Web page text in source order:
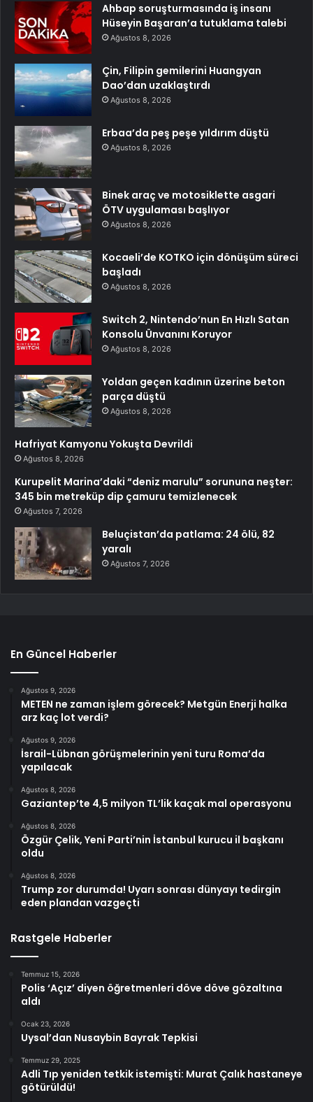
Ahbap soruşturmasında iş insanı
Hüseyin Başaran’a tutuklama talebi
Ağustos 8, 2026
Çin, Filipin gemilerini Huangyan
Dao’dan uzaklaştırdı
Ağustos 8, 2026
Erbaa’da peş peşe yıldırım düştü
Ağustos 8, 2026
Binek araç ve motosiklette asgari
ÖTV uygulaması başlıyor
Ağustos 8, 2026
Kocaeli’de KOTKO için dönüşüm süreci
başladı
Ağustos 8, 2026
Switch 2, Nintendo’nun En Hızlı Satan
Konsolu Ünvanını Koruyor
Ağustos 8, 2026
Yoldan geçen kadının üzerine beton
parça düştü
Ağustos 8, 2026
Hafriyat Kamyonu Yokuşta Devrildi
Ağustos 8, 2026
Kurupelit Marina’daki “deniz marulu” sorununa neşter:
345 bin metreküp dip çamuru temizlenecek
Ağustos 7, 2026
Beluçistan’da patlama: 24 ölü, 82
yaralı
Ağustos 7, 2026
En Güncel Haberler
Ağustos 9, 2026
METEN ne zaman işlem görecek? Metgün Enerji halka
arz kaç lot verdi?
Ağustos 9, 2026
İsrail-Lübnan görüşmelerinin yeni turu Roma’da
yapılacak
Ağustos 8, 2026
Gaziantep’te 4,5 milyon TL’lik kaçak mal operasyonu
Ağustos 8, 2026
Özgür Çelik, Yeni Parti’nin İstanbul kurucu il başkanı
oldu
Ağustos 8, 2026
Trump zor durumda! Uyarı sonrası dünyayı tedirgin
eden plandan vazgeçti
Rastgele Haberler
Temmuz 15, 2026
Polis ‘Açız’ diyen öğretmenleri döve döve gözaltına
aldı
Ocak 23, 2026
Uysal’dan Nusaybin Bayrak Tepkisi
Temmuz 29, 2025
Adli Tıp yeniden tetkik istemişti: Murat Çalık hastaneye
götürüldü!